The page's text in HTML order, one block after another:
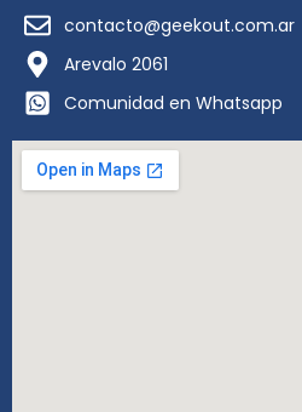
contacto@geekout.com.ar
Arevalo 2061
Comunidad en Whatsapp